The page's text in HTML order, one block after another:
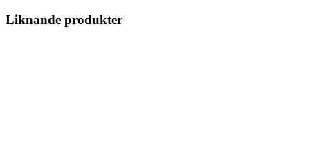
Liknande produkter